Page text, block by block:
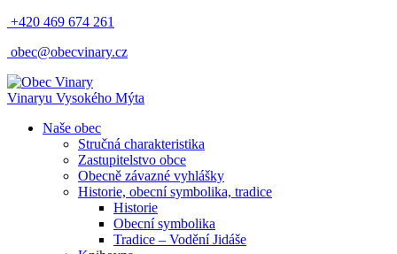
+420 469 674 261
obec@obecvinary.cz
Vinaryu Vysokého Mýta
Naše obec
Stručná charakteristika
Zastupitelstvo obce
Obecně závazné vyhlášky
Historie, obecní symbolika, tradice
Historie
Obecní symbolika
Tradice – Vodění Jidáše